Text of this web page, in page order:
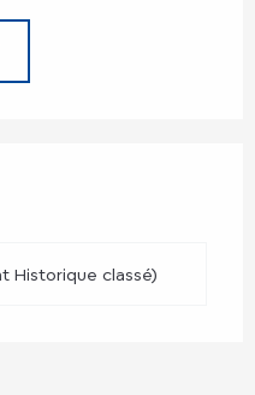
Historique classé)